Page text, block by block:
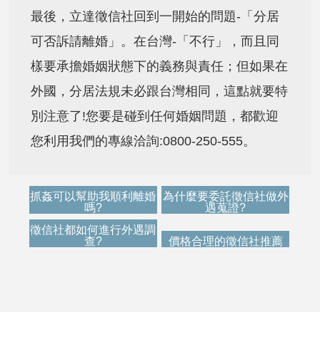
最後，立達徵信社回到一開始的問題-「分居
可否訴請離婚」。在台灣-「不行」，而且同
樣要承擔婚姻狀態下的義務與責任；但如果在
外國，分居法規未必跟台灣相同，這點就要特
別注意了!您要是碰到任何婚姻問題，都歡迎
您利用我們的專線洽詢:0800-250-555。
抓姦可以幫助我順利離婚
嗎?
為什麼要委託徵信社做外
遇蒐證?
徵信社都如何進行外遇調
查?
價格合理的徵信社推薦